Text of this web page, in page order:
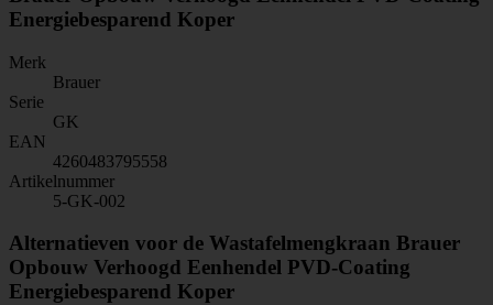
Energiebesparend Koper
Merk
Brauer
Serie
GK
EAN
4260483795558
Artikelnummer
5-GK-002
Alternatieven voor de Wastafelmengkraan Brauer
Opbouw Verhoogd Eenhendel PVD-Coating
Energiebesparend Koper